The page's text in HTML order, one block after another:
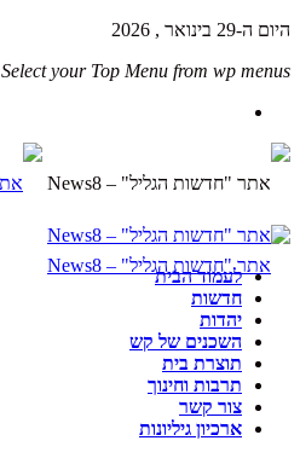
היום ה-29 בינואר , 2026
Select your Top Menu from wp menus
לעמוד הבית
חדשות
יהדות
השכנים של קש
תוצרת בית
תרבות וחינוך
צור קשר
ארכיון גיליונות